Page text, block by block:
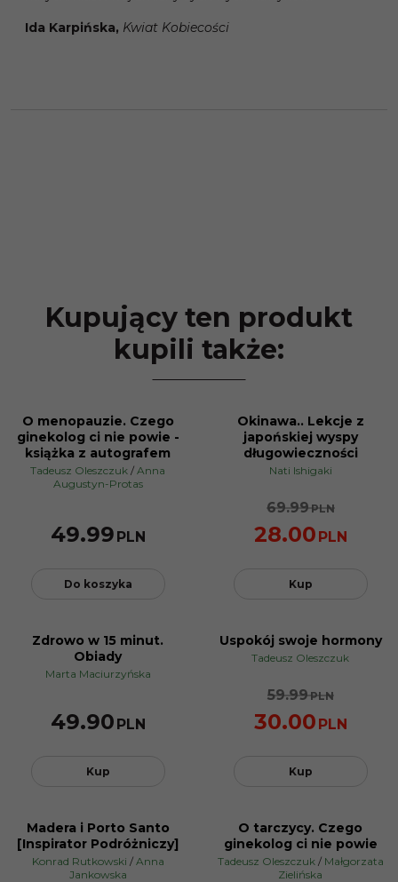
Ida Karpińska, Kwiat Kobiecości
Kupujący ten produkt
kupili także:
O menopauzie. Czego
ginekolog ci nie powie -
książka z autografem
Tadeusz Oleszczuk / Anna
Augustyn-Protas
49.99 PLN
Do koszyka
PROMOCJA
Okinawa.. Lekcje z
japońskiej wyspy
długowieczności
Nati Ishigaki
69.99PLN
28.00 PLN
Kup
Zdrowo w 15 minut.
Obiady
Marta Maciurzyńska
49.90 PLN
Kup
Uspokój swoje hormony
Tadeusz Oleszczuk
59.99PLN
30.00 PLN
Kup
PROMOCJA
Madera i Porto Santo
[Inspirator Podróżniczy]
Konrad Rutkowski / Anna
Jankowska
BESTSELLER
PROMOCJA
O tarczycy. Czego
ginekolog ci nie powie
Tadeusz Oleszczuk / Małgorzata
Zielińska